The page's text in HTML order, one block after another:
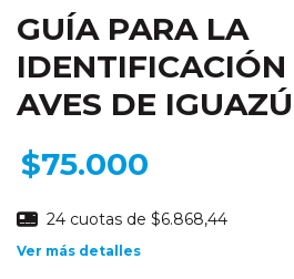
GUÍA PARA LA
IDENTIFICACIÓN
AVES DE IGUAZÚ
$75.000
24 cuotas de $6.868,44
Ver más detalles